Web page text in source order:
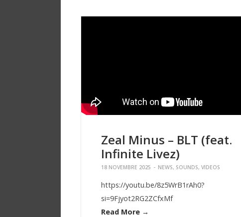
Zeal Minus – BLT (feat.
Infinite Livez)
18 NOVEMBRE 2025 - NEWS, SOUNDS, VIDEOS
https://youtu.be/8z5WrB1rAh0?
si=9Fjyot2RG2ZCfxMf
Read More →